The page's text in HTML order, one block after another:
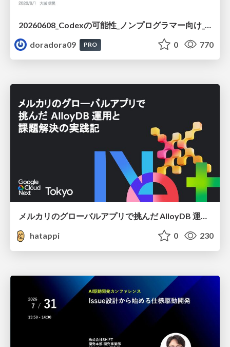
doradora09
PRO 0 770
メルカリのグローバルアプリで挑んだ AlloyDB 運用と課題解決の実践記
hatappi
0 230